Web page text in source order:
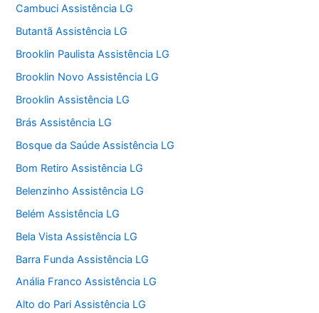
Cambuci Assistência LG
Butantã Assistência LG
Brooklin Paulista Assistência LG
Brooklin Novo Assistência LG
Brooklin Assistência LG
Brás Assistência LG
Bosque da Saúde Assistência LG
Bom Retiro Assistência LG
Belenzinho Assistência LG
Belém Assistência LG
Bela Vista Assistência LG
Barra Funda Assistência LG
Anália Franco Assistência LG
Alto do Pari Assistência LG